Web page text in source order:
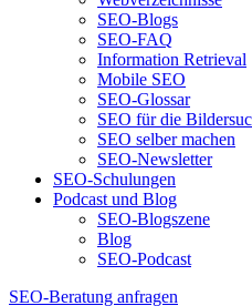
SEO-Blogs
SEO-FAQ
Information Retrieval
Mobile SEO
SEO-Glossar
SEO für die
SEO selber machen
SEO-Newsletter
SEO-Schulungen
Podcast und Blog
SEO-Blogszene
Blog
SEO-Podcast
SEO-Beratung anfragen